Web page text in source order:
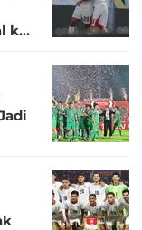
ke